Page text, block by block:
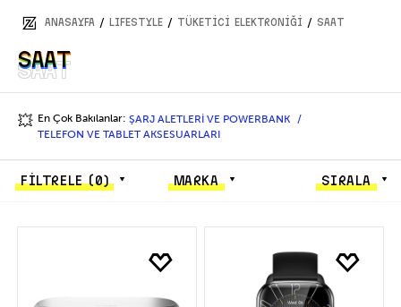
ANASAYFA / LIFESTYLE / TÜKETİCİ ELEKTRONİĞİ / SAAT
SAAT
SAAT
💥 En Çok Bakılanlar: ŞARJ ALETLERİ VE POWERBANK
TELEFON VE TABLET AKSESUARLARI
FİLTRELE(0) MARKA SIRALA